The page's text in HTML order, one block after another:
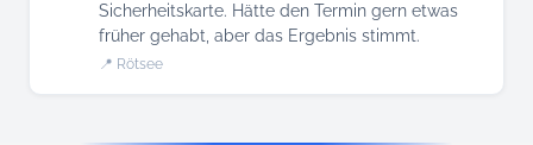
Sicherheitskarte. Hätte den Termin gern etwas
früher gehabt, aber das Ergebnis stimmt.
📍 Rötsee